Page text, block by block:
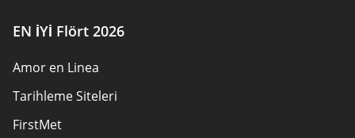
EN İYİ Flört 2026
Amor en Linea
Tarihleme Siteleri
FirstMet